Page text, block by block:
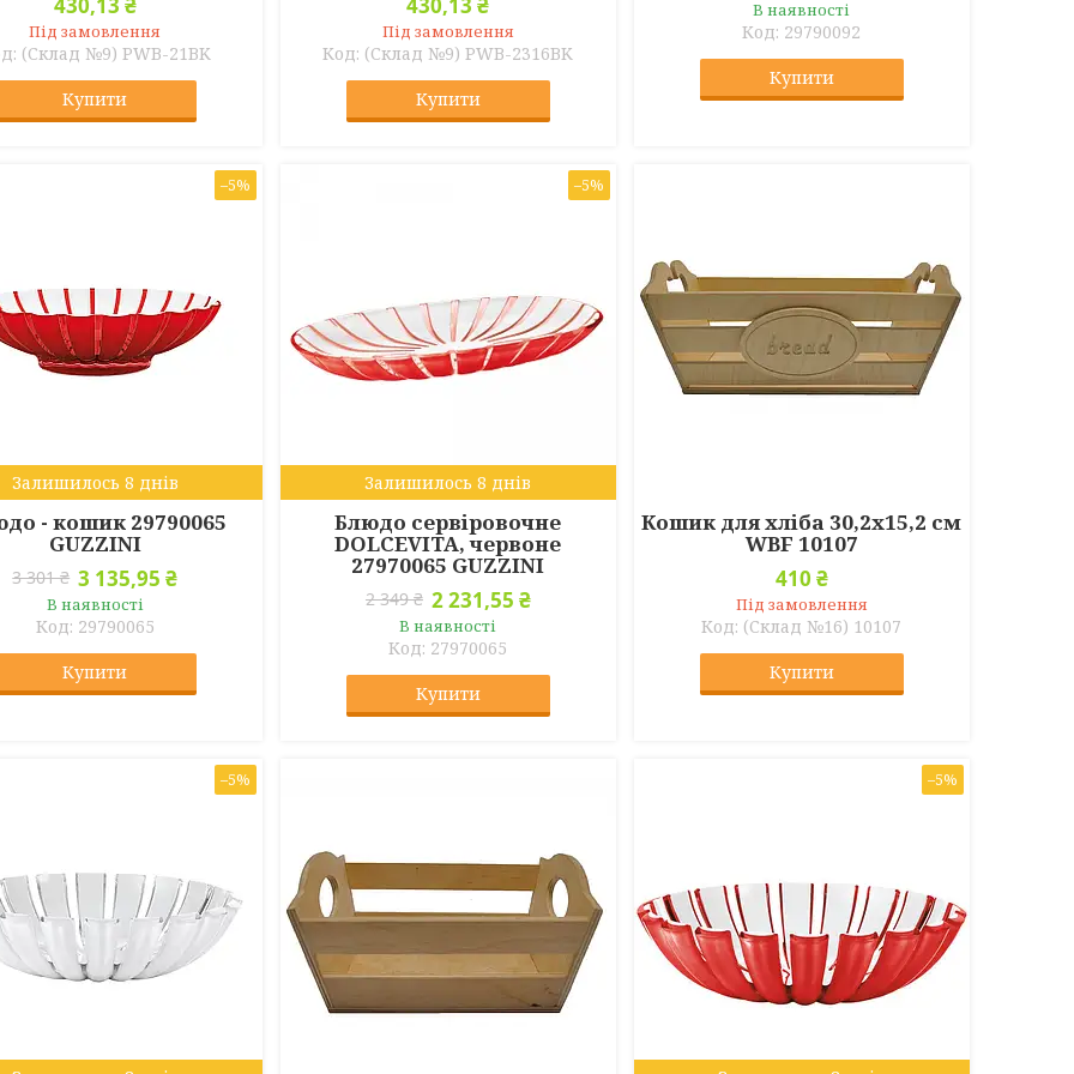
430,13 ₴
Під замовлення
(Склад №9) PWB-21BK
Купити
430,13 ₴
Під замовлення
(Склад №9) PWB-2316BK
Купити
В наявності
29790092
Купити
–5%
Залишилось 8 днів
- кошик 29790065
GUZZINI
3 301 ₴ 3 135,95 ₴
В наявності
29790065
Купити
–5%
Залишилось 8 днів
Блюдо сервіровочне
DOLCEVITA, червоне
27970065 GUZZINI
2 349 ₴ 2 231,55 ₴
В наявності
27970065
Купити
Кошик для хліба 30,2х15,2 см
WBF 10107
410 ₴
Під замовлення
(Склад №16) 10107
Купити
–5% –5%